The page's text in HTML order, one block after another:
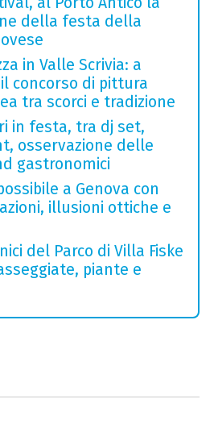
della festa della
in Valle Scrivia: a
concorso di pittura
tra scorci e tradizione
in festa, tra dj set,
osservazione delle
gastronomici
a Genova con
illusioni ottiche e
del Parco di Villa Fiske
piante e